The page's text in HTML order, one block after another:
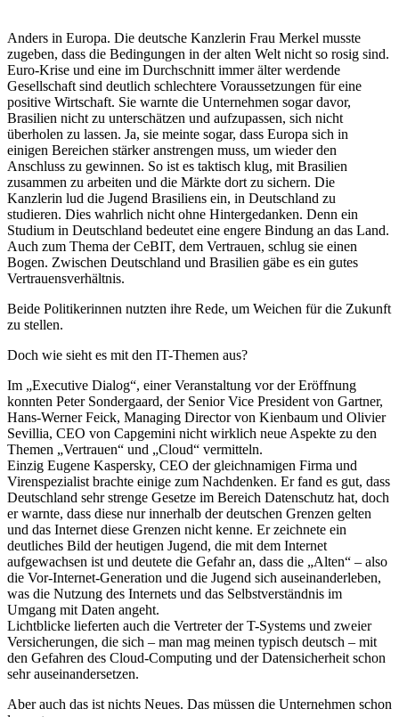
Anders in Europa. Die deutsche Kanzlerin Frau Merkel musste
zugeben, dass die Bedingungen in der alten Welt nicht so rosig sind.
Euro-Krise und eine im Durchschnitt immer älter werdende
Gesellschaft sind deutlich schlechtere Voraussetzungen für eine
positive Wirtschaft. Sie warnte die Unternehmen sogar davor,
Brasilien nicht zu unterschätzen und aufzupassen, sich nicht
überholen zu lassen. Ja, sie meinte sogar, dass Europa sich in
einigen Bereichen stärker anstrengen muss, um wieder den
Anschluss zu gewinnen. So ist es taktisch klug, mit Brasilien
zusammen zu arbeiten und die Märkte dort zu sichern. Die
Kanzlerin lud die Jugend Brasiliens ein, in Deutschland zu
studieren. Dies wahrlich nicht ohne Hintergedanken. Denn ein
Studium in Deutschland bedeutet eine engere Bindung an das Land.
Auch zum Thema der CeBIT, dem Vertrauen, schlug sie einen
Bogen. Zwischen Deutschland und Brasilien gäbe es ein gutes
Vertrauensverhältnis.
Beide Politikerinnen nutzten ihre Rede, um Weichen für die Zukunft
zu stellen.
Doch wie sieht es mit den IT-Themen aus?
Im „Executive Dialog“, einer Veranstaltung vor der Eröffnung
konnten Peter Sondergaard, der Senior Vice President von Gartner,
Hans-Werner Feick, Managing Director von Kienbaum und Olivier
Sevillia, CEO von Capgemini nicht wirklich neue Aspekte zu den
Themen „Vertrauen“ und „Cloud“ vermitteln.
Einzig Eugene Kaspersky, CEO der gleichnamigen Firma und
Virenspezialist brachte einige zum Nachdenken. Er fand es gut, dass
Deutschland sehr strenge Gesetze im Bereich Datenschutz hat, doch
er warnte, dass diese nur innerhalb der deutschen Grenzen gelten
und das Internet diese Grenzen nicht kenne. Er zeichnete ein
deutliches Bild der heutigen Jugend, die mit dem Internet
aufgewachsen ist und deutete die Gefahr an, dass die „Alten“ – also
die Vor-Internet-Generation und die Jugend sich auseinanderleben,
was die Nutzung des Internets und das Selbstverständnis im
Umgang mit Daten angeht.
Lichtblicke lieferten auch die Vertreter der T-Systems und zweier
Versicherungen, die sich – man mag meinen typisch deutsch – mit
den Gefahren des Cloud-Computing und der Datensicherheit schon
sehr auseinandersetzen.
Aber auch das ist nichts Neues. Das müssen die Unternehmen schon